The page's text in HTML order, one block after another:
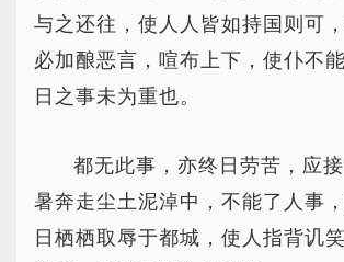
与之还往，使人人皆如持国则可
必加酿恶言，喧布上下，使仆不
日之事未为重也。
都无此事，亦终日劳苦，应
暑奔走尘土泥淖中，不能了人事
日栖栖取辱于都城，使人指背讥